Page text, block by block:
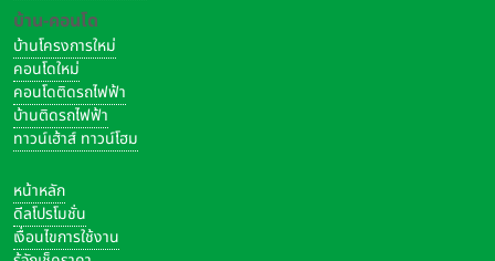
บ้าน-คอนโด
บ้านโครงการใหม่
คอนโดใหม่
คอนโดติดรถไฟฟ้า
บ้านติดรถไฟฟ้า
ทาวน์เฮ้าส์ ทาวน์โฮม
หน้าหลัก
ดีลโปรโมชั่น
เงื่อนไขการใช้งาน